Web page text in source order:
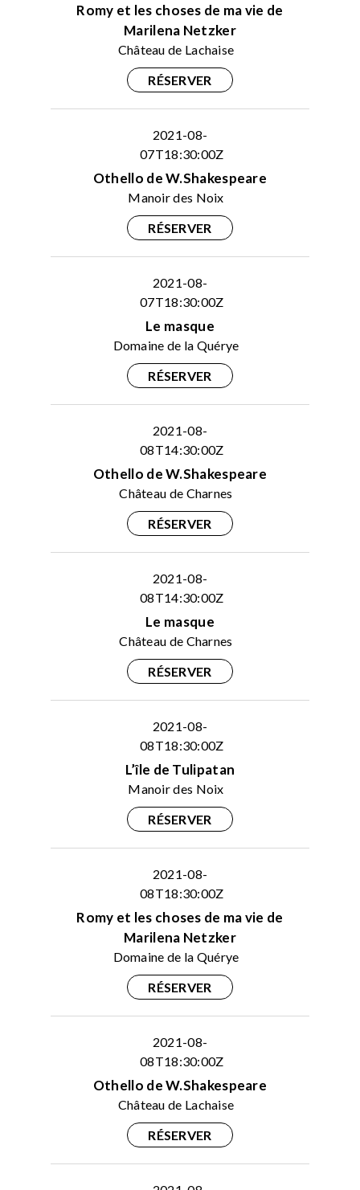
Romy et les choses de ma vie de
Marilena Netzker
Château de Lachaise
RÉSERVER
2021-08-
07T18:30:00Z
Othello de W.Shakespeare
Manoir des Noix
RÉSERVER
2021-08-
07T18:30:00Z
Le masque
Domaine de la Quérye
RÉSERVER
2021-08-
08T14:30:00Z
Othello de W.Shakespeare
Château de Charnes
RÉSERVER
2021-08-
08T14:30:00Z
Le masque
Château de Charnes
RÉSERVER
2021-08-
08T18:30:00Z
L’île de Tulipatan
Manoir des Noix
RÉSERVER
2021-08-
08T18:30:00Z
Romy et les choses de ma vie de
Marilena Netzker
Domaine de la Quérye
RÉSERVER
2021-08-
08T18:30:00Z
Othello de W.Shakespeare
Château de Lachaise
RÉSERVER